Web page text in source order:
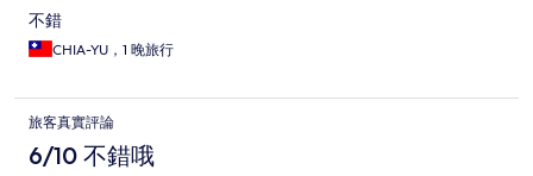
不錯
CHIA-YU，1 晚旅行
旅客真實評論
6/10 不錯哦